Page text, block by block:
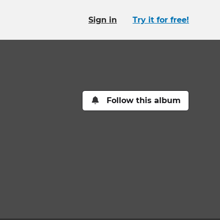
Sign in Try it for free!
Follow this album